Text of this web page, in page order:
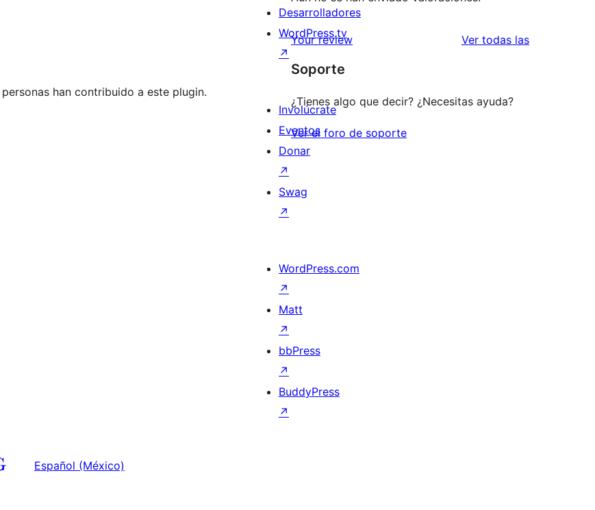
han contribuido a este plugin.
Your review Ver todas lasvaloraciones
Soporte
¿Tienes algo que decir? ¿Necesitas ayuda?
Ver el foro de soporte
Desarrolladores
WordPress.tv
↗
Involúcrate
Eventos
Donar
↗
Swag
↗
WordPress.com
↗
Matt
↗
bbPress
↗
BuddyPress
↗
Español (México)